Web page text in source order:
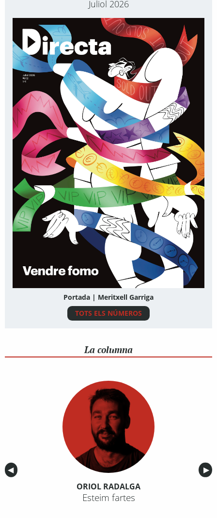
Juliol 2026
Portada | Meritxell Garriga
TOTS ELS NÚMEROS
La columna
Anterior
◀︎ ▶︎
ORIOL RADALGA
Esteim fartes